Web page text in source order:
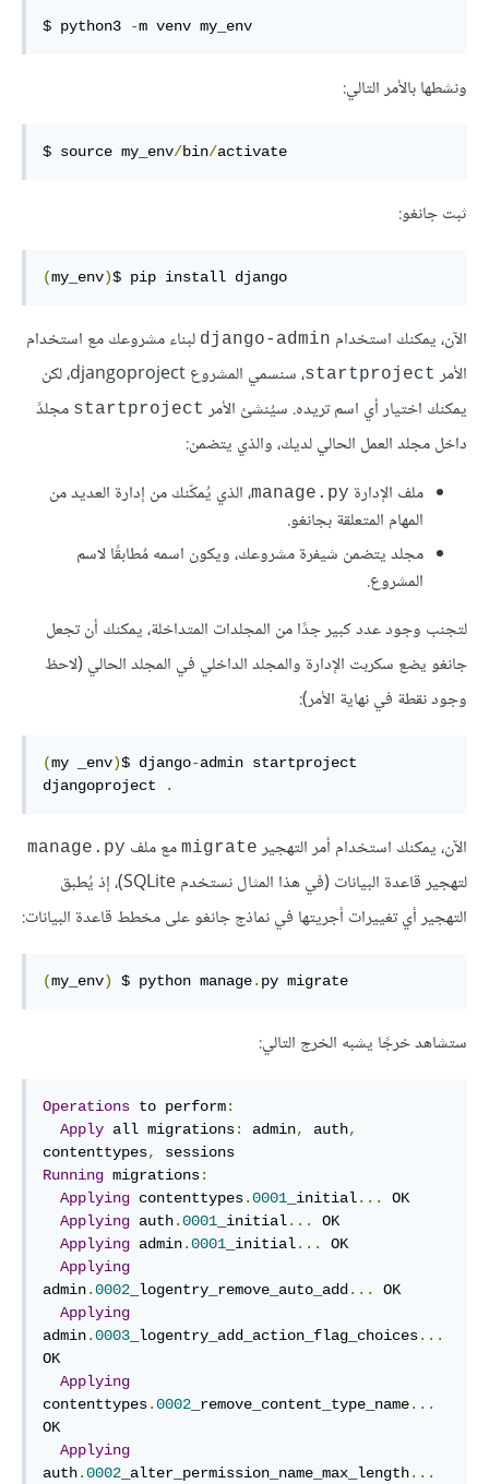
$ python3 -m venv my_env
ونشطها بالأمر التالي:
$ source my_env/bin/activate
ثبت جانغو:
(my_env)$ pip install django
الآن، يمكنك استخدام django-admin لبناء مشروعك مع استخدام
الأمر startproject
، سنسمي المشروع djangoproject، لكن
يمكنك اختيار أي اسم تريده. سيُنشئ الأمر startproject مجلدً
داخل مجلد العمل الحالي لديك، والذي يتضمن:
ملف الإدارة manage.py، الذي يُمكّنك من إدارة العديد من
المهام المتعلقة بجانغو.
مجلد يتضمن شيفرة مشروعك، ويكون اسمه مُطابقًا لاسم
المشروع.
لتجنب وجود عدد كبير جدًا من المجلدات المتداخلة، يمكنك أن تجعل
جانغو يضع سكربت الإدارة والمجلد الداخلي في المجلد الحالي (لاحظ
وجود نقطة في نهاية الأمر):
(my _env)$ django-admin startproject
djangoproject
.
الآن، يمكنك استخدام أمر التهجير migrate مع ملف manage.py
لتهجير قاعدة البيانات (في هذا المثال نستخدم SQLite)، إذ يُطبق
التهجير أي تغييرات أجريتها في نماذج جانغو على مخطط قاعدة البيانات:
(my_env) $ python manage. py migrate
ستشاهد خرجًا يشبه الخرج التالي:
Operations to perform:
Apply all migrations: admin, auth,
contenttypes,
Running migrations:
Applying contenttypes.0001 _initial...
OK
Applying auth.0001 _initial...
OK
Applying admin.0001 _initial...
OK
Applying
admin.0002 _logentry_remove_auto_add...
OK
Applying
admin.0003 _logentry_add_action_flag_choices...
OK
Applying
contenttypes.0002 _remove_content_type_name...
OK
Applying
auth.0002 _alter_permission_name_max_length...